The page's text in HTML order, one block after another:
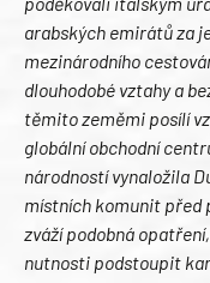
arabských emirátů za
mezinárodního
dlouhodobé vztahy a
těmito zeměmi posílí
globální obchodní
národností vynaložila
místních komunit před
zváží podobná
nutnosti podstoupit